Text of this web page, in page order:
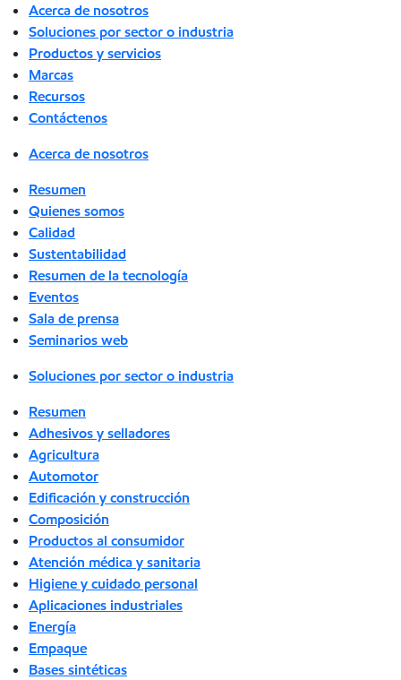
Acerca de nosotros
Soluciones por sector o industria
Productos y servicios
Marcas
Recursos
Contáctenos
Acerca de nosotros
Resumen
Quienes somos
Calidad
Sustentabilidad
Resumen de la tecnología
Eventos
Sala de prensa
Seminarios web
Soluciones por sector o industria
Resumen
Adhesivos y selladores
Agricultura
Automotor
Edificación y construcción
Composición
Productos al consumidor
Atención médica y sanitaria
Higiene y cuidado personal
Aplicaciones industriales
Energía
Empaque
Bases sintéticas